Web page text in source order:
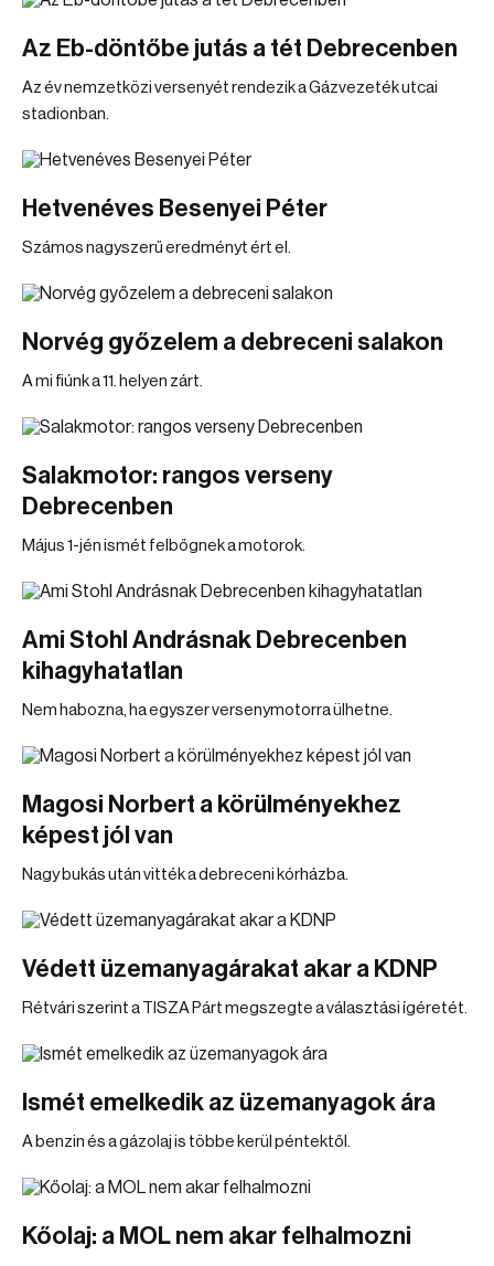
Az Eb-döntőbe jutás a tét Debrecenben
Az év nemzetközi versenyét rendezik a Gázvezeték utcai
stadionban.
Hetvenéves Besenyei Péter
Számos nagyszerű eredményt ért el.
Norvég győzelem a debreceni salakon
A mi fiúnk a 11. helyen zárt.
Salakmotor: rangos verseny
Debrecenben
Május 1-jén ismét felbőgnek a motorok.
Ami Stohl Andrásnak Debrecenben
kihagyhatatlan
Nem habozna, ha egyszer versenymotorra ülhetne.
Magosi Norbert a körülményekhez
képest jól van
Nagy bukás után vitték a debreceni kórházba.
Védett üzemanyagárakat akar a KDNP
Rétvári szerint a TISZA Párt megszegte a választási ígéretét.
Ismét emelkedik az üzemanyagok ára
A benzin és a gázolaj is többe kerül péntektől.
Kőolaj: a MOL nem akar felhalmozni